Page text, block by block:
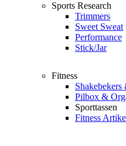
Sports Research
Trimmers
Sweet Sweat
Performance
Stick/Jar
Fitness
Shakebekers
Pilbox &
Sporttassen
Fitness